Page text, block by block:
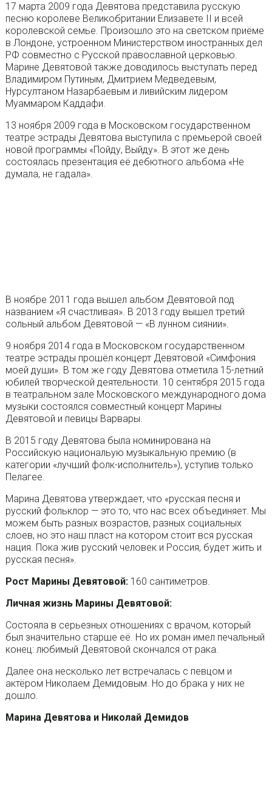
17 марта 2009 года Девятова представила русскую
песню королеве Великобритании Елизавете II и всей
королевской семье. Произошло это на светском приёме
в Лондоне, устроенном Министерством иностранных дел
РФ совместно с Русской православной церковью.
Марине Девятовой также доводилось выступать перед
Владимиром Путиным, Дмитрием Медведевым,
Нурсултаном Назарбаевым и ливийским лидером
Муаммаром Каддафи.
13 ноября 2009 года в Московском государственном
театре эстрады Девятова выступила с премьерой своей
новой программы «Пойду, Выйду». В этот же день
состоялась презентация её дебютного альбома «Не
думала, не гадала».
В ноябре 2011 года вышел альбом Девятовой под
названием «Я счастливая». В 2013 году вышел третий
сольный альбом Девятовой — «В лунном сиянии».
9 ноября 2014 года в Московском государственном
театре эстрады прошёл концерт Девятовой «Симфония
моей души». В том же году Девятова отметила 15-летний
юбилей творческой деятельности. 10 сентября 2015 года
в театральном зале Московского международного дома
музыки состоялся совместный концерт Марины
Девятовой и певицы Варвары.
В 2015 году Девятова была номинирована на
Российскую национальую музыкальную премию (в
категории «лучший фолк-исполнитель»), уступив только
Пелагее.
Марина Девятова утверждает, что «русская песня и
русский фольклор — это то, что нас всех объединяет. Мы
можем быть разных возрастов, разных социальных
слоев, но это наш пласт на котором стоит вся русская
нация. Пока жив русский человек и Россия, будет жить и
русская песня».
Рост Марины Девятовой:160 сантиметров.
Личная жизнь Марины Девятовой:
Состояла в серьезных отношениях с врачом, который
был значительно старше её. Но их роман имел печальный
конец: любимый Девятовой скончался от рака.
Далее она несколько лет встречалась с певцом и
актёром Николаем Демидовым. Но до брака у них не
дошло.
Марина Девятова и Николай Демидов